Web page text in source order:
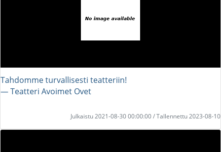
Tahdomme turvallisesti teatteriin!
― Teatteri Avoimet Ovet
Julkaistu 2021-08-30 00:00:00 / Tallennettu 2023-08-10